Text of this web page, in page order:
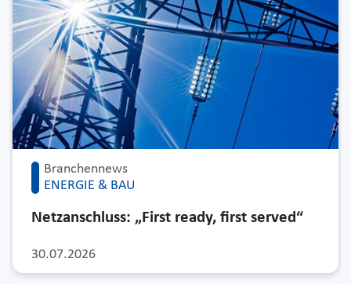
Branchennews
ENERGIE & BAU
30.07.2026
Netzanschluss: „First ready, first served“